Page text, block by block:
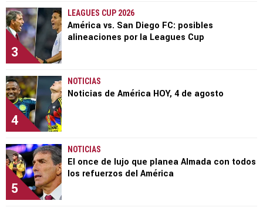
3
LEAGUES CUP 2026
América vs. San Diego FC: posibles
alineaciones por la Leagues Cup
4
NOTICIAS
Noticias de América HOY, 4 de agosto
5
NOTICIAS
El once de lujo que planea Almada con todos
los refuerzos del América